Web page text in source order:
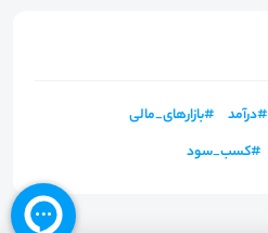
#درآمد #بازارهای_مالی
#کسب_سود